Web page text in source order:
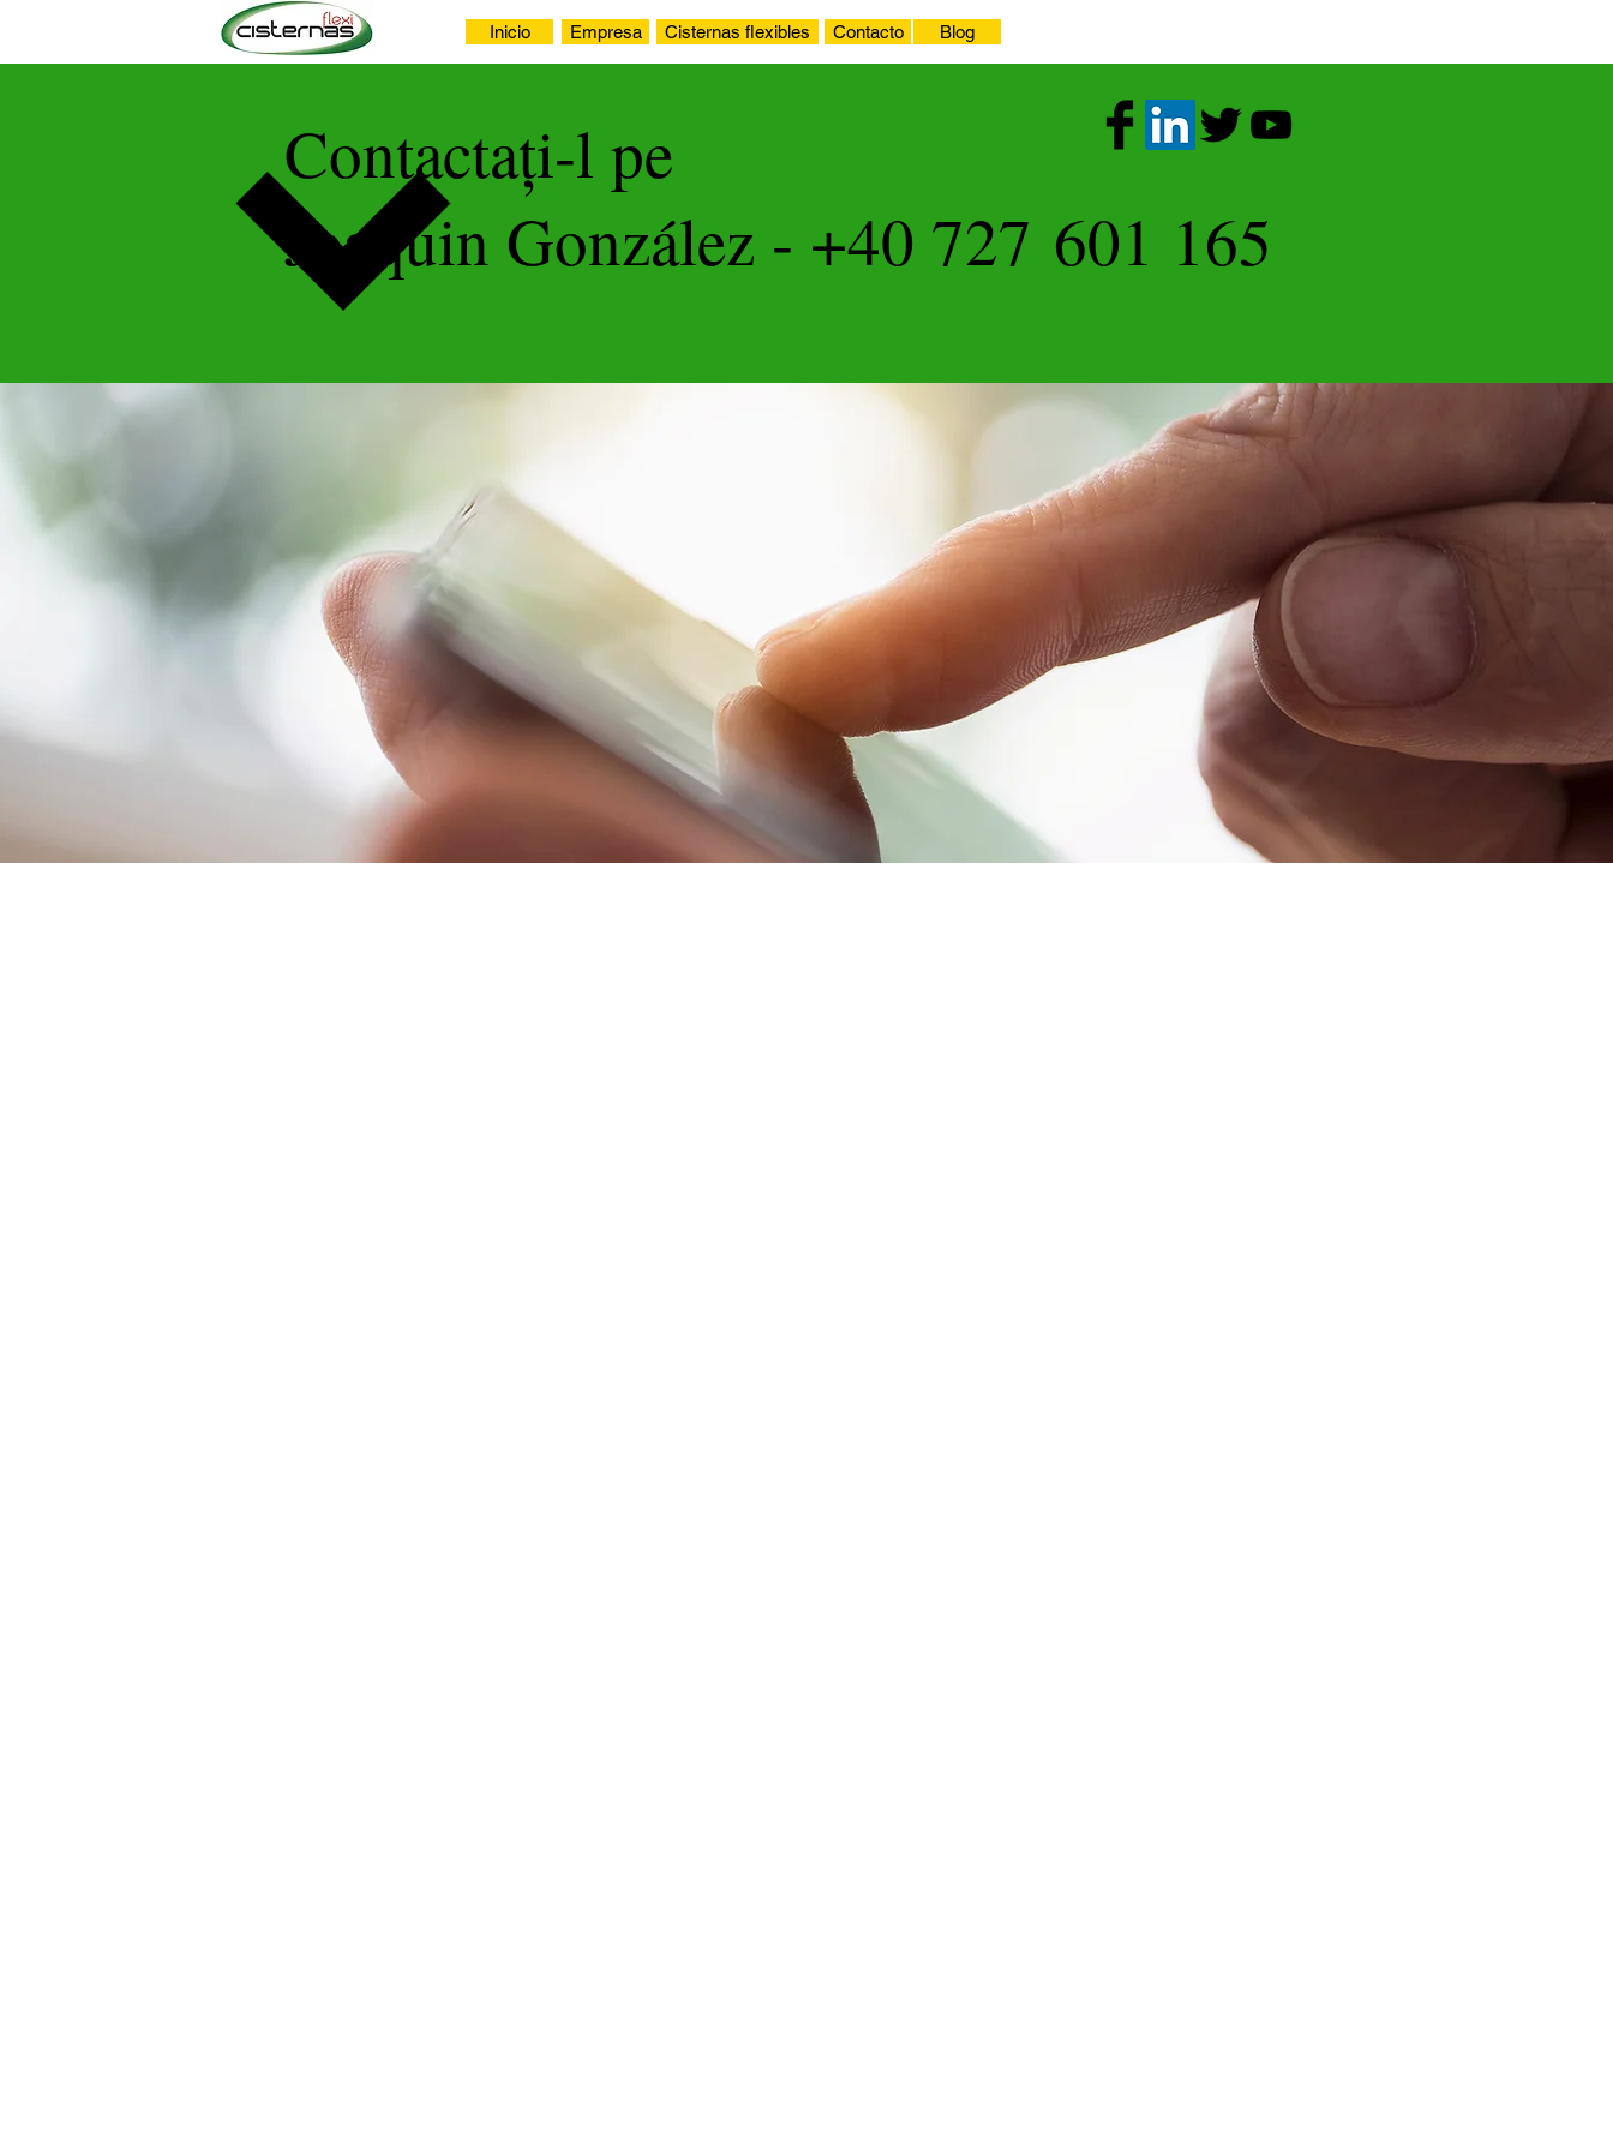
Inicio Empresa Cisternas flexibles Contacto Blog
Contactați-l pe
Joaquin González - +40 727 601 165